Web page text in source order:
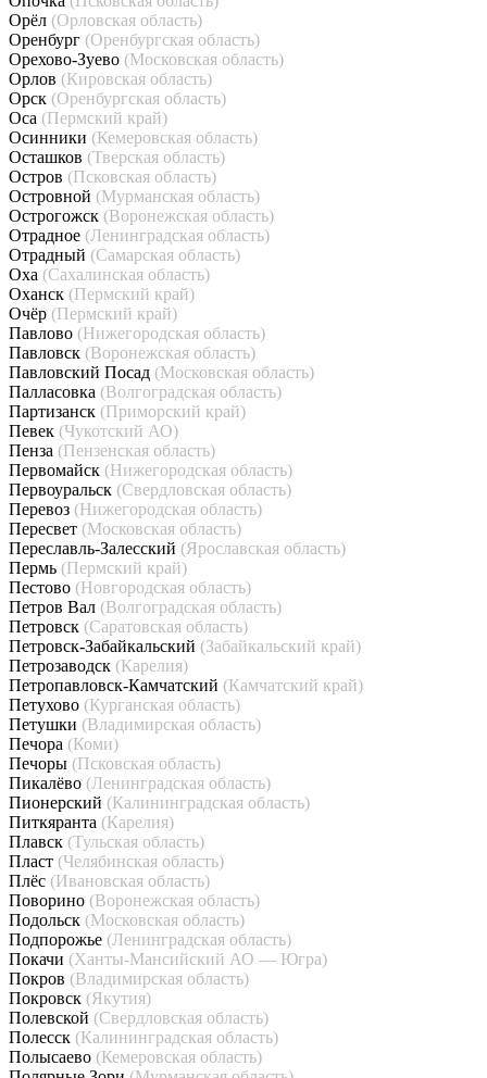
Орёл (Орловская область)
Оренбург (Оренбургская область)
Орехово-Зуево (Московская область)
Орлов (Кировская область)
Орск (Оренбургская область)
Оса (Пермский край)
Осинники (Кемеровская область)
Осташков (Тверская область)
Остров (Псковская область)
Островной (Мурманская область)
Острогожск (Воронежская область)
Отрадное (Ленинградская область)
Отрадный (Самарская область)
Оха (Сахалинская область)
Оханск (Пермский край)
Очёр (Пермский край)
Павлово (Нижегородская область)
Павловск (Воронежская область)
Павловский Посад (Московская область)
Палласовка (Волгоградская область)
Партизанск (Приморский край)
Певек (Чукотский АО)
Пенза (Пензенская область)
Первомайск (Нижегородская область)
Первоуральск (Свердловская область)
Перевоз (Нижегородская область)
Пересвет (Московская область)
Переславль-Залесский (Ярославская область)
Пермь (Пермский край)
Пестово (Новгородская область)
Петров Вал (Волгоградская область)
Петровск (Саратовская область)
Петровск-Забайкальский (Забайкальский край)
Петрозаводск (Карелия)
Петропавловск-Камчатский (Камчатский край)
Петухово (Курганская область)
Петушки (Владимирская область)
Печора (Коми)
Печоры (Псковская область)
Пикалёво (Ленинградская область)
Пионерский (Калининградская область)
Питкяранта (Карелия)
Плавск (Тульская область)
Пласт (Челябинская область)
Плёс (Ивановская область)
Поворино (Воронежская область)
Подольск (Московская область)
Подпорожье (Ленинградская область)
Покачи (Ханты-Мансийский АО — Югра)
Покров (Владимирская область)
Покровск (Якутия)
Полевской (Свердловская область)
Полесск (Калининградская область)
Полысаево (Кемеровская область)